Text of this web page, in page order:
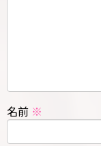
名前 ※